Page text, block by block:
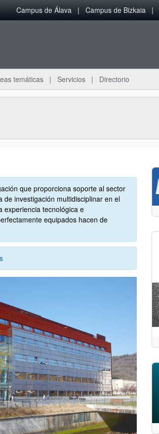
Campus de Álava Campus de Bizkaia
temáticas Servicios Directorio
que proporciona soporte al sector
investigación multidisciplinar en el
experiencia tecnológica e
equipados hacen de